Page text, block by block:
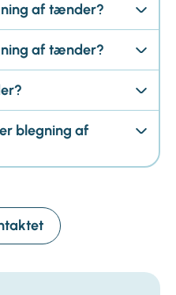
af tænder?
af tænder?
blegning af